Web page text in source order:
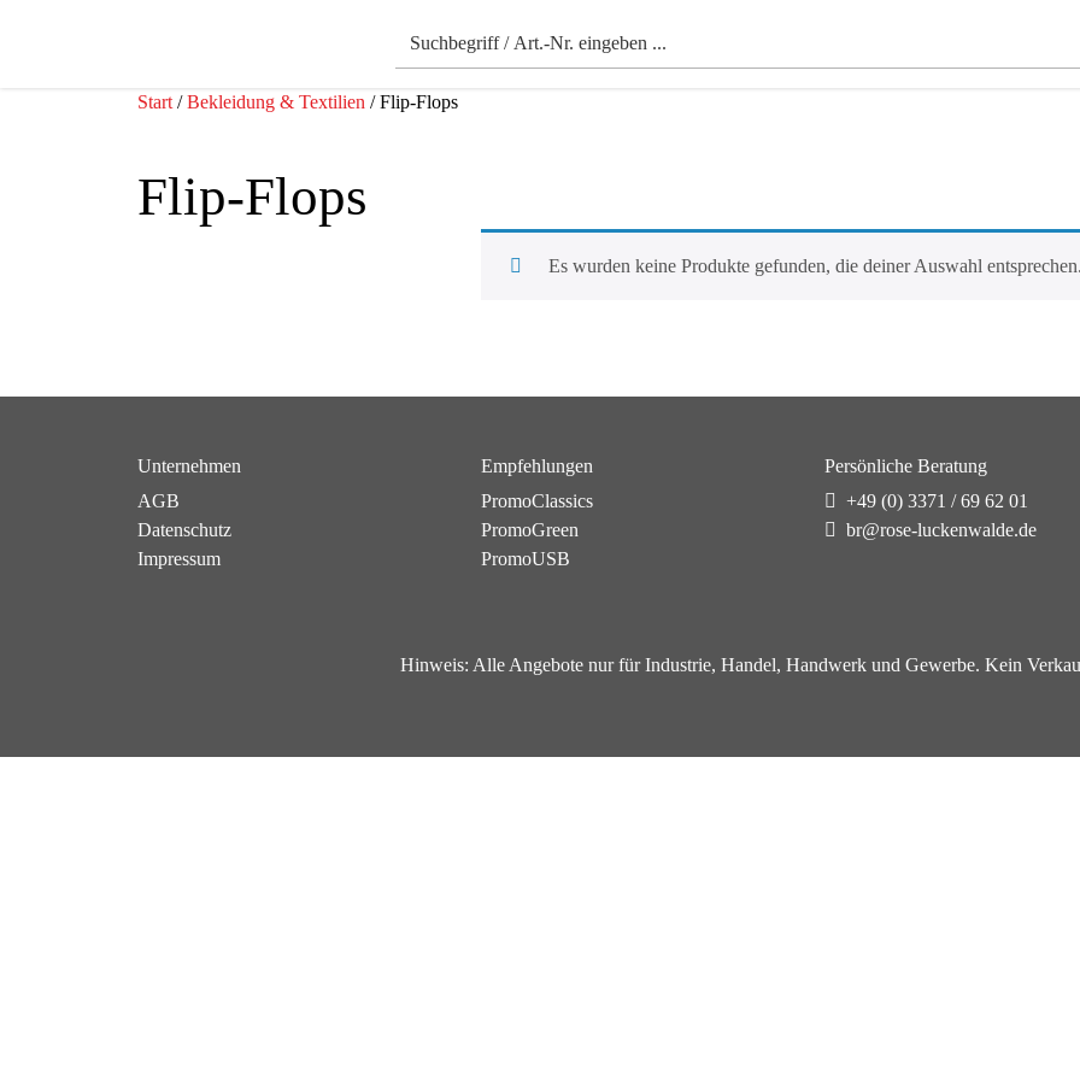
Start /Bekleidung & Textilien / Flip-Flops
Flip-Flops
Es wurden keine Produkte gefunden, die deiner Auswahl
Unternehmen
AGB
Datenschutz
Impressum
Empfehlungen
PromoClassics
PromoGreen
PromoUSB
Persönliche Beratung
+49 (0) 3371 / 69 62 01
br@rose-luckenwalde.de
Hinweis: Alle Angebote nur für Industrie, Handel, Handwerk und Gewerbe. Kein